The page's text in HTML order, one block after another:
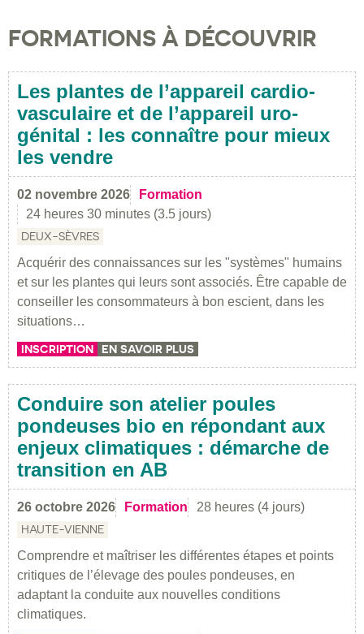
FORMATIONS À DÉCOUVRIR
Les plantes de l’appareil cardio-
vasculaire et de l’appareil uro-
génital : les connaître pour mieux
les vendre
02 novembre 2026
Formation
24 heures 30 minutes (3.5 jours)
DEUX-SÈVRES
Acquérir des connaissances sur les "systèmes" humains
et sur les plantes qui leurs sont associés. Être capable de
conseiller les consommateurs à bon escient, dans les
situations…
INSCRIPTION EN SAVOIR PLUS
Conduire son atelier poules
pondeuses bio en répondant aux
enjeux climatiques : démarche de
transition en AB
26 octobre 2026 Formation 28 heures (4 jours)
HAUTE-VIENNE
Comprendre et maîtriser les différentes étapes et points
critiques de l’élevage des poules pondeuses, en
adaptant la conduite aux nouvelles conditions
climatiques.